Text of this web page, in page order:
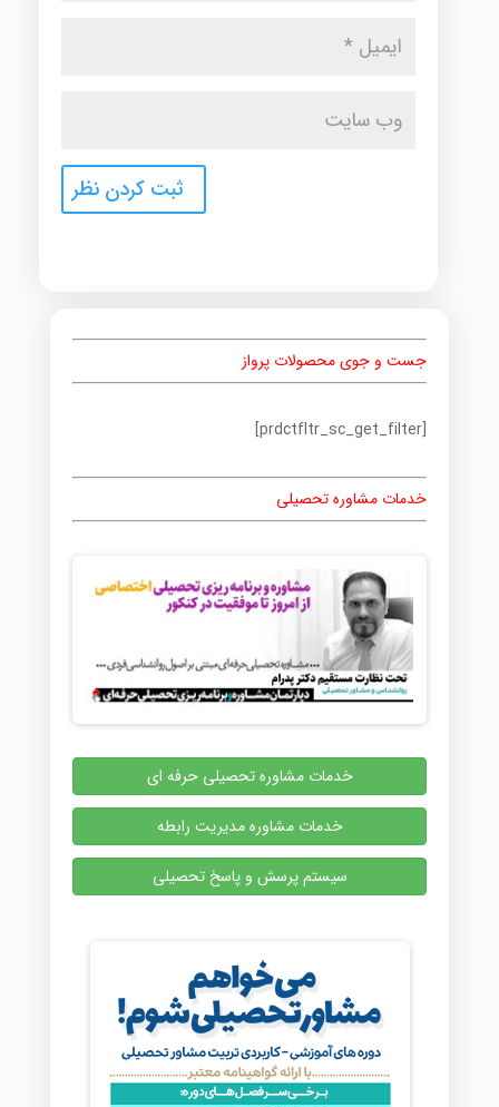
جست و جوی محصولات پرواز
[prdctfltr_sc_get_filter]
خدمات مشاوره تحصیلی
خدمات مشاوره تحصیلی حرفه ای
خدمات مشاوره مدیریت رابطه
سیستم پرسش و پاسخ تحصیلی